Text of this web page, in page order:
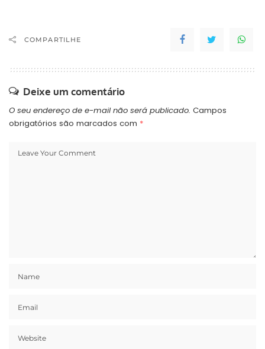
COMPARTILHE
Deixe um comentário
O seu endereço de e-mail não será publicado. Campos
obrigatórios são marcados com *